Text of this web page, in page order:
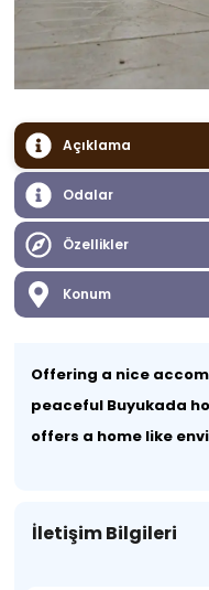
Açıklama
Odalar
Özellikler
Konum
Offering a nice
peaceful Buyukada
offers a home like
İletişim Bilgileri